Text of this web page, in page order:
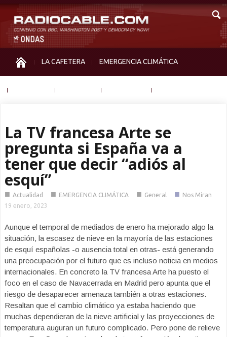
LA CAFETERA EMERGENCIA CLIMÁTICA
La TV francesa Arte se
pregunta si España va a
tener que decir “adiós al
esquí”
■ Actualidad ■ EMERGENCIA CLIMÁTICA ■ General ■ Nos Miran
19 enero, 2023
Aunque el temporal de mediados de enero ha mejorado algo la
situación, la escasez de nieve en la mayoría de las estaciones
de esquí españolas -o ausencia total en otras- está generando
una preocupación por el futuro que es incluso noticia en medios
internacionales. En concreto la TV francesa Arte ha puesto el
foco en el caso de Navacerrada en Madrid pero apunta que el
riesgo de desaparecer amenaza también a otras estaciones.
Resaltan que el cambio climático ya estaba haciendo que
muchas dependieran de la nieve artificial y las proyecciones de
temperatura auguran un futuro complicado. Pero pone de relieve